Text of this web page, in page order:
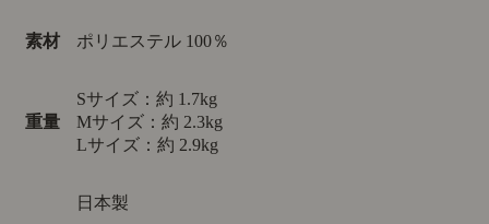
素材 ポリエステル 100％
重量
Sサイズ：約 1.7kg
Mサイズ：約 2.3kg
Lサイズ：約 2.9kg
日本製